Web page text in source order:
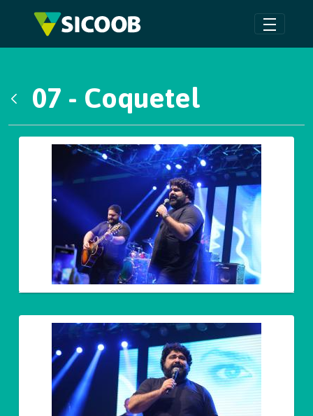
Pular para o Conteúdo principal
07 - Coquetel
Galeria de Mídias